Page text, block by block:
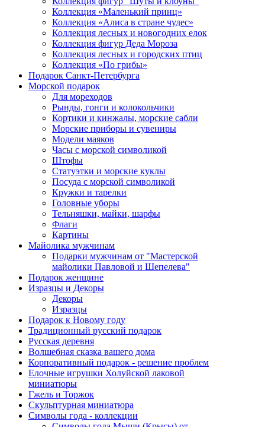
Коллекция «Маленький принц»
Коллекция «Алиса в стране чудес»
Коллекция лесных и новогодних елок
Коллекция фигур Деда Мороза
Коллекция лесных и городских птиц
Коллекция «По грибы»
Подарок Санкт-Петербурга
Морской подарок
Для мореходов
Рынды, гонги и колокольчики
Кортики и кинжалы, морские сабли
Морские приборы и сувениры
Модели маяков
Часы с морской символикой
Штофы
Статуэтки и морские куклы
Посуда с морской символикой
Кружки и тарелки
Головные уборы
Тельняшки, майки, шарфы
Флаги
Картины
Майолика мужчинам
Подарки мужчинам от "Мастерской
майолики Павловой и Шепелева"
Подарок женщине
Изразцы и Декоры
Декоры
Изразцы
Подарок к Новому году
Традиционный русский подарок
Русская деревня
Волшебная сказка вашего дома
Корпоративный подарок - решение проблем
Елочные игрушки Холуйской лаковой
миниатюры
Гжель и Торжок
Скульптурная миниатюра
Символы года - коллекции